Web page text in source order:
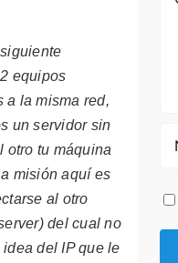
equipos
a la misma red,
un servidor sin
otro tu máquina
misión aquí es
al otro
del cual no
idea del IP que le